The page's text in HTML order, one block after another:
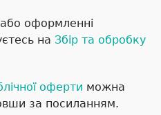
або оформленні
на Збір та обробку
оферти можна
за посиланням.